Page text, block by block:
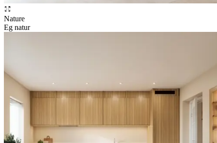
Nature
Eg natur